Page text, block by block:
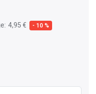
4,95 € - 10 %